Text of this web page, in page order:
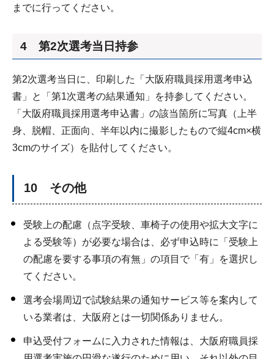
までに行ってください。
4 第2次選考当日持参
第2次選考当日に、印刷した「大阪府職員採用選考申込
書」と「第1次選考の結果通知」を持参してください。
「大阪府職員採用選考申込書」の該当箇所に写真（上半
身、脱帽、正面向、半年以内に撮影したもので縦4cm×横
3cmのサイズ）を貼付してください。
10 その他
受験上の配慮（点字受験、車椅子の使用や拡大文字に
よる受験等）が必要な場合は、必ず申込時に「受験上
の配慮を要する事項の有無」の項目で「有」を選択し
てください。
選考会場周辺で試験結果の通知サービス等を案内して
いる業者は、大阪府とは一切関係ありません。
申込受付フォームに入力された情報は、大阪府職員採